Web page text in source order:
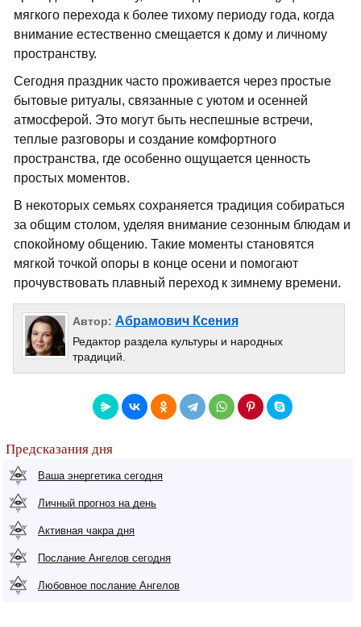
мягкого перехода к более тихому периоду года, когда
внимание естественно смещается к дому и личному
пространству.
Сегодня праздник часто проживается через простые
бытовые ритуалы, связанные с уютом и осенней
атмосферой. Это могут быть неспешные встречи,
теплые разговоры и создание комфортного
пространства, где особенно ощущается ценность
простых моментов.
В некоторых семьях сохраняется традиция собираться
за общим столом, уделяя внимание сезонным блюдам и
спокойному общению. Такие моменты становятся
мягкой точкой опоры в конце осени и помогают
прочувствовать плавный переход к зимнему времени.
Автор: Абрамович Ксения
Редактор раздела культуры и народных
традиций.
Предсказания дня
Ваша энергетика сегодня
Личный прогноз на день
Активная чакра дня
Послание Ангелов сегодня
Любовное послание Ангелов